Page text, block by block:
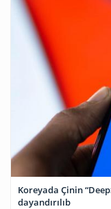
Koreyada Çinin
dayandırılıb